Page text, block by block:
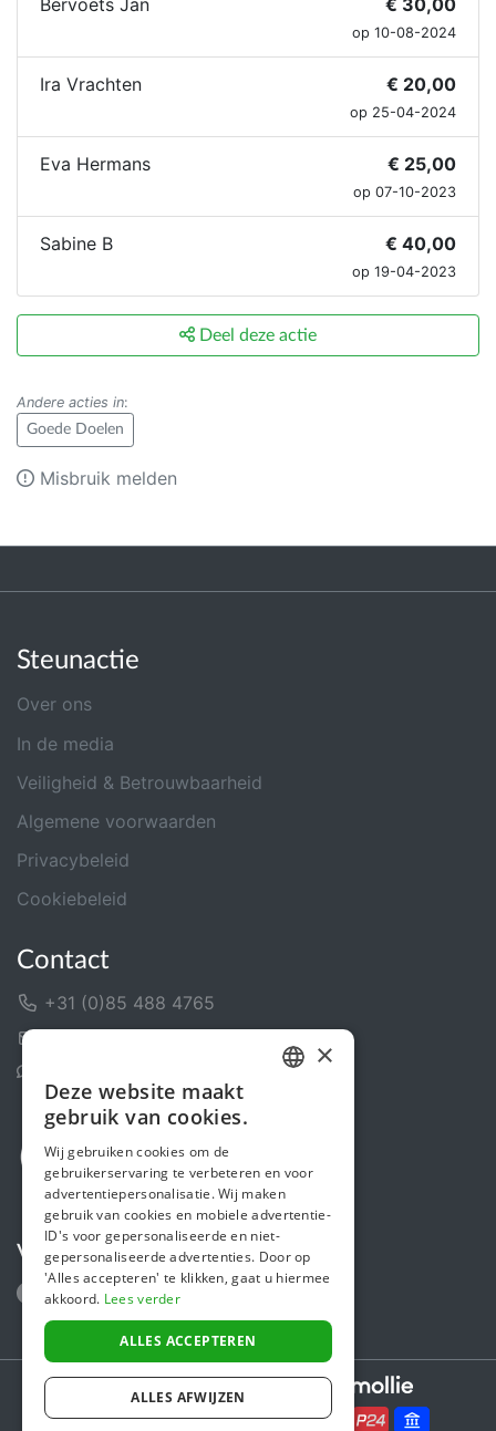
Bervoets Jan € 30,00
op 10-08-2024
Ira Vrachten € 20,00
op 25-04-2024
Eva Hermans € 25,00
op 07-10-2023
Sabine B € 40,00
op 19-04-2023
Deel deze actie
Andere acties in:
Goede Doelen
Misbruik melden
Steunactie
Over ons
In de media
Veiligheid & Betrouwbaarheid
Algemene voorwaarden
Privacybeleid
Cookiebeleid
Contact
+31 (0)85 488 4765
Volg ons
Secure payments powered by
ENGLISH
×
Deze website maakt
gebruik van cookies.
Wij gebruiken cookies om de
gebruikerservaring te verbeteren en voor
advertentiepersonalisatie. Wij maken
gebruik van cookies en mobiele advertentie-
ID's voor gepersonaliseerde en niet-
gepersonaliseerde advertenties. Door op
'Alles accepteren' te klikken, gaat u hiermee
akkoord. Lees verder
ALLES ACCEPTEREN
ALLES AFWIJZEN